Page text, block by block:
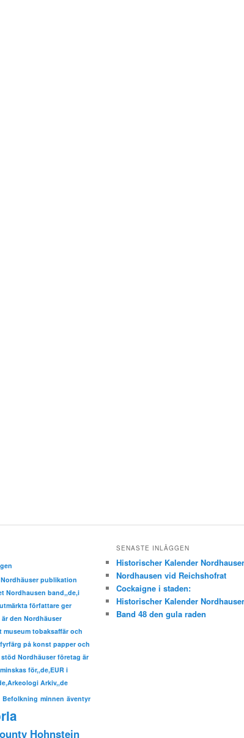
publikation
Nordhausen band,,de,i
författare ger
den Nordhäuser
tobaksaffär och
på konst papper och
Nordhäuser företag är
för,,de,EUR i
Arkiv,,de
Befolkning minnen äventyr
Hohnstein
SENASTE INLÄGGEN
Historischer Kalender
Nordhausen vid Reichshofrat
Cockaigne i staden:
Historischer Kalender
Band 48 den gula raden